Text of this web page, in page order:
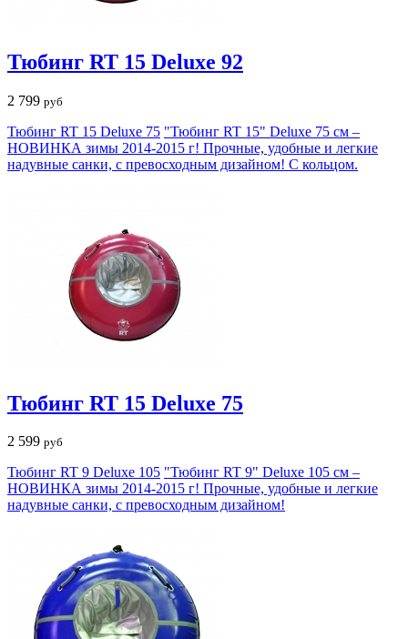
Тюбинг RT 15 Deluxe 92
2 799 руб
Тюбинг RT 15 Deluxe 75 "Тюбинг RT 15" Deluxe 75 см –
НОВИНКА зимы 2014-2015 г! Прочные, удобные и легкие
надувные санки, с превосходным дизайном! С кольцом.
Тюбинг RT 15 Deluxe 75
2 599 руб
Тюбинг RT 9 Deluxe 105 "Тюбинг RT 9" Deluxe 105 см –
НОВИНКА зимы 2014-2015 г! Прочные, удобные и легкие
надувные санки, с превосходным дизайном!